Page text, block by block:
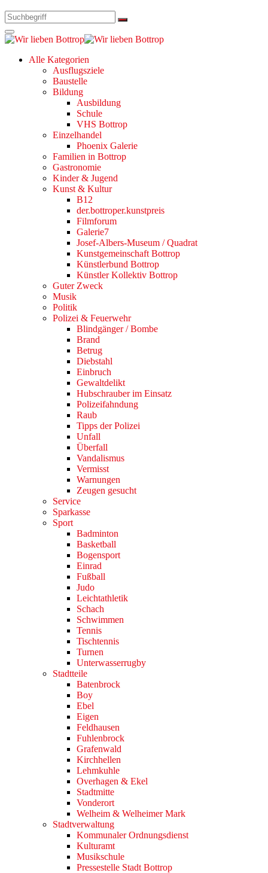
Alle Kategorien
Ausflugsziele
Baustelle
Bildung
Ausbildung
Schule
VHS Bottrop
Einzelhandel
Phoenix Galerie
Familien in Bottrop
Gastronomie
Kinder & Jugend
Kunst & Kultur
B12
der.bottroper.kunstpreis
Filmforum
Galerie7
Josef-Albers-Museum / Quadrat
Kunstgemeinschaft Bottrop
Künstlerbund Bottrop
Künstler Kollektiv Bottrop
Guter Zweck
Musik
Politik
Polizei & Feuerwehr
Blindgänger / Bombe
Brand
Betrug
Diebstahl
Einbruch
Gewaltdelikt
Hubschrauber im Einsatz
Polizeifahndung
Raub
Tipps der Polizei
Unfall
Überfall
Vandalismus
Vermisst
Warnungen
Zeugen gesucht
Service
Sparkasse
Sport
Badminton
Basketball
Bogensport
Einrad
Fußball
Judo
Leichtathletik
Schach
Schwimmen
Tennis
Tischtennis
Turnen
Unterwasserrugby
Stadtteile
Batenbrock
Boy
Ebel
Eigen
Feldhausen
Fuhlenbrock
Grafenwald
Kirchhellen
Lehmkuhle
Overhagen & Ekel
Stadtmitte
Vonderort
Welheim & Welheimer Mark
Stadtverwaltung
Kommunaler Ordnungsdienst
Kulturamt
Musikschule
Pressestelle Stadt Bottrop